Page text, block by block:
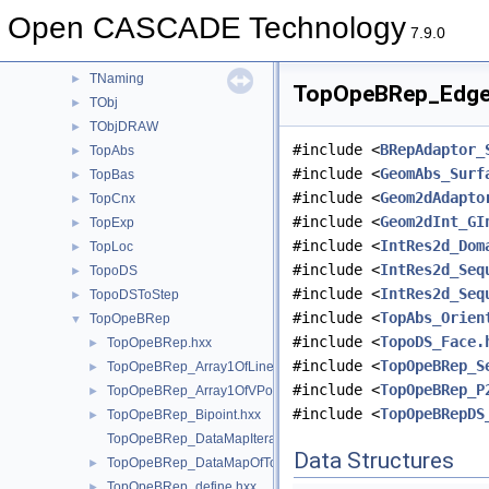
Open CASCADE Technology 7.9.0
► TDocStd
► TNaming
► TObj
► TObjDRAW
► TopAbs
► TopBas
► TopCnx
► TopExp
► TopLoc
► TopoDS
► TopoDSToStep
▼ TopOpeBRep
► TopOpeBRep.hxx
► TopOpeBRep_Array1OfLineInter.hxx
► TopOpeBRep_Array1OfVPointInter.hxx
►
TopOpeBRep_Bipoint.hxx
TopOpeBRep_DataMapIteratorOfDataMapOfTopolTool.hxx
► TopOpeBRep_DataMapOfTopolTool.hxx
#include <
#include <
#include <
#include <
#include <
#include <
#include <
#include <
#include <
#include <
#include <
#include <
Data Structures